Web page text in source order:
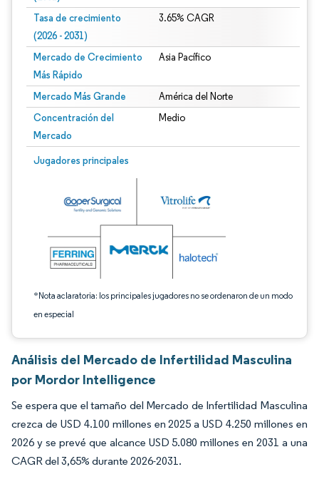
Tasa de crecimiento
(2026 - 2031)
3.65% CAGR
Mercado de Crecimiento
Más Rápido
Asia Pacífico
Mercado Más Grande América del Norte
Concentración del
Mercado
Medio
Jugadores principales
*Nota aclaratoria: los principales jugadores no se ordenaron de un modo
en especial
Imagen © Mordor Intelligence. El uso requiere atribución según CC BY 4.0.
Análisis del Mercado de Infertilidad Masculina
por Mordor Intelligence
Se espera que el tamaño del Mercado de Infertilidad Masculina
crezca de USD 4.100 millones en 2025 a USD 4.250 millones en
2026 y se prevé que alcance USD 5.080 millones en 2031 a una
CAGR del 3,65% durante 2026-2031.